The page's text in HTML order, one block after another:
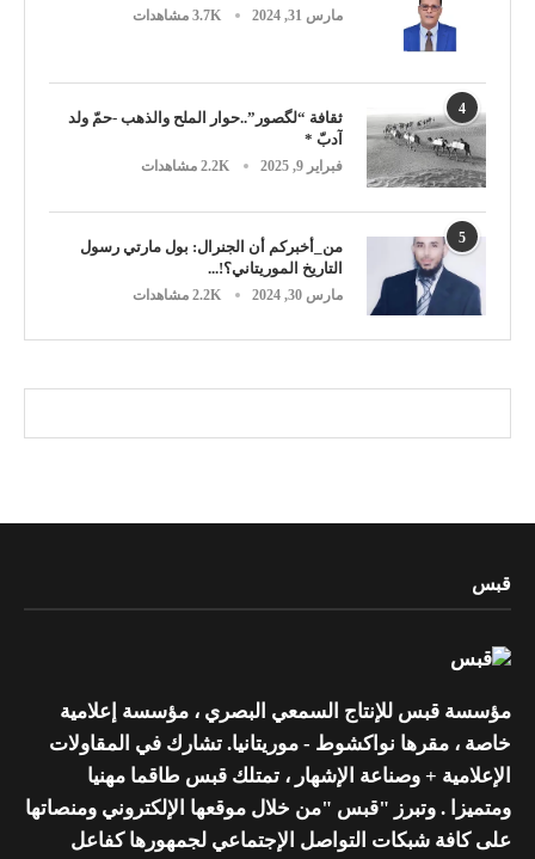
مارس 31, 2024 3.7K مشاهدات
4
ثقافة “لگصور”..حوار الملح والذهب -حمّ ولد
آدبّ *
فبراير 9, 2025 2.2K مشاهدات
5
من_أخبركم أن الجنرال: بول مارتي رسول
التاريخ الموريتاني؟!...
مارس 30, 2024 2.2K مشاهدات
قبس
مؤسسة قبس للإنتاج السمعي البصري ، مؤسسة إعلامية
خاصة ، مقرها نواكشوط - موريتانيا. تشارك في المقاولات
الإعلامية + وصناعة الإشهار ، تمتلك قبس طاقما مهنيا
ومتميزا . وتبرز "قبس "من خلال موقعها الإلكتروني ومنصاتها
على كافة شبكات التواصل الإجتماعي لجمهورها كفاعل